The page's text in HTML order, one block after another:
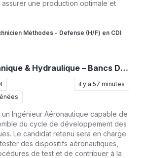
une production optimale et
Méthodes - Defense (H/F) en CDI
Ingénieur Mécanique & Hydraulique – Bancs D’essais (H/F)
il y a 57 minutes
Ingénieur Aéronautique capable de
du cycle de développement des
Le candidat retenu sera en charge
des dispositifs aéronautiques,
de test et de contribuer à la